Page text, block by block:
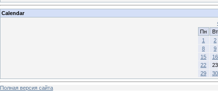
Calendar
Пн
Вт
1
2
8
9
15
16
22
23
29
30
Полная версия сайта